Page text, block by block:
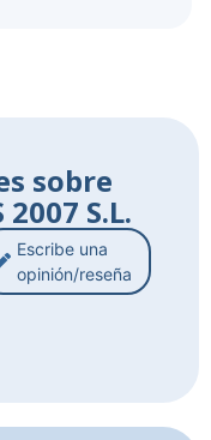
sobre
2007 S.L.
Escribe una
opinión/reseña